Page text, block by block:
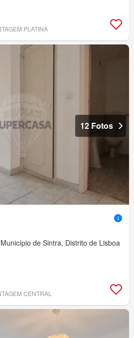
PLATINA
12 Fotos
de Sintra, Distrito de Lisboa
CENTRAL